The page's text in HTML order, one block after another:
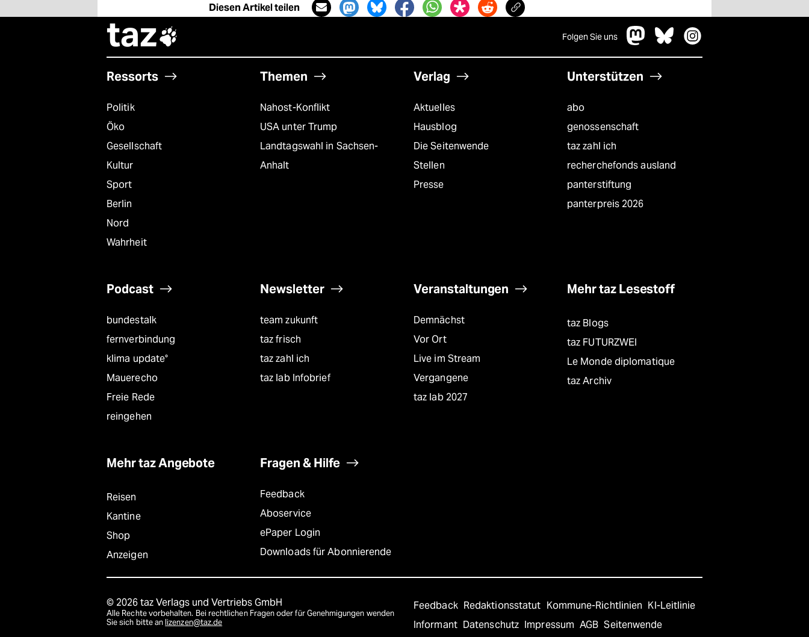
Diesen Artikel teilen
taz Folgen Sie uns
Ressorts
Politik
Öko
Gesellschaft
Kultur
Sport
Berlin
Nord
Wahrheit
Themen
Nahost-Konflikt
USA unter Trump
Landtagswahl in Sachsen-
Anhalt
Verlag
Aktuelles
Hausblog
Die Seitenwende
Stellen
Presse
Unterstützen
abo
genossenschaft
taz zahl ich
recherchefonds ausland
panterstiftung
panterpreis 2026
Podcast
bundestalk
fernverbindung
klima update°
Mauerecho
Freie Rede
reingehen
Newsletter
team zukunft
taz frisch
taz zahl ich
taz lab Infobrief
Veranstaltungen
Demnächst
Vor Ort
Live im Stream
Vergangene
taz lab 2027
Mehr taz Lesestoff
taz Blogs
taz FUTURZWEI
Le Monde diplomatique
taz Archiv
Mehr taz Angebote
Reisen
Kantine
Shop
Anzeigen
Fragen & Hilfe
Feedback
Aboservice
ePaper Login
Downloads für Abonnierende
© 2026 taz Verlags und Vertriebs GmbH
Alle Rechte vorbehalten. Bei rechtlichen Fragen oder für Genehmigungen wenden
Sie sich bitte an lizenzen@taz.de
Feedback Redaktionsstatut Kommune-Richtlinien KI-Leitlinie
Informant Datenschutz Impressum AGB Seitenwende